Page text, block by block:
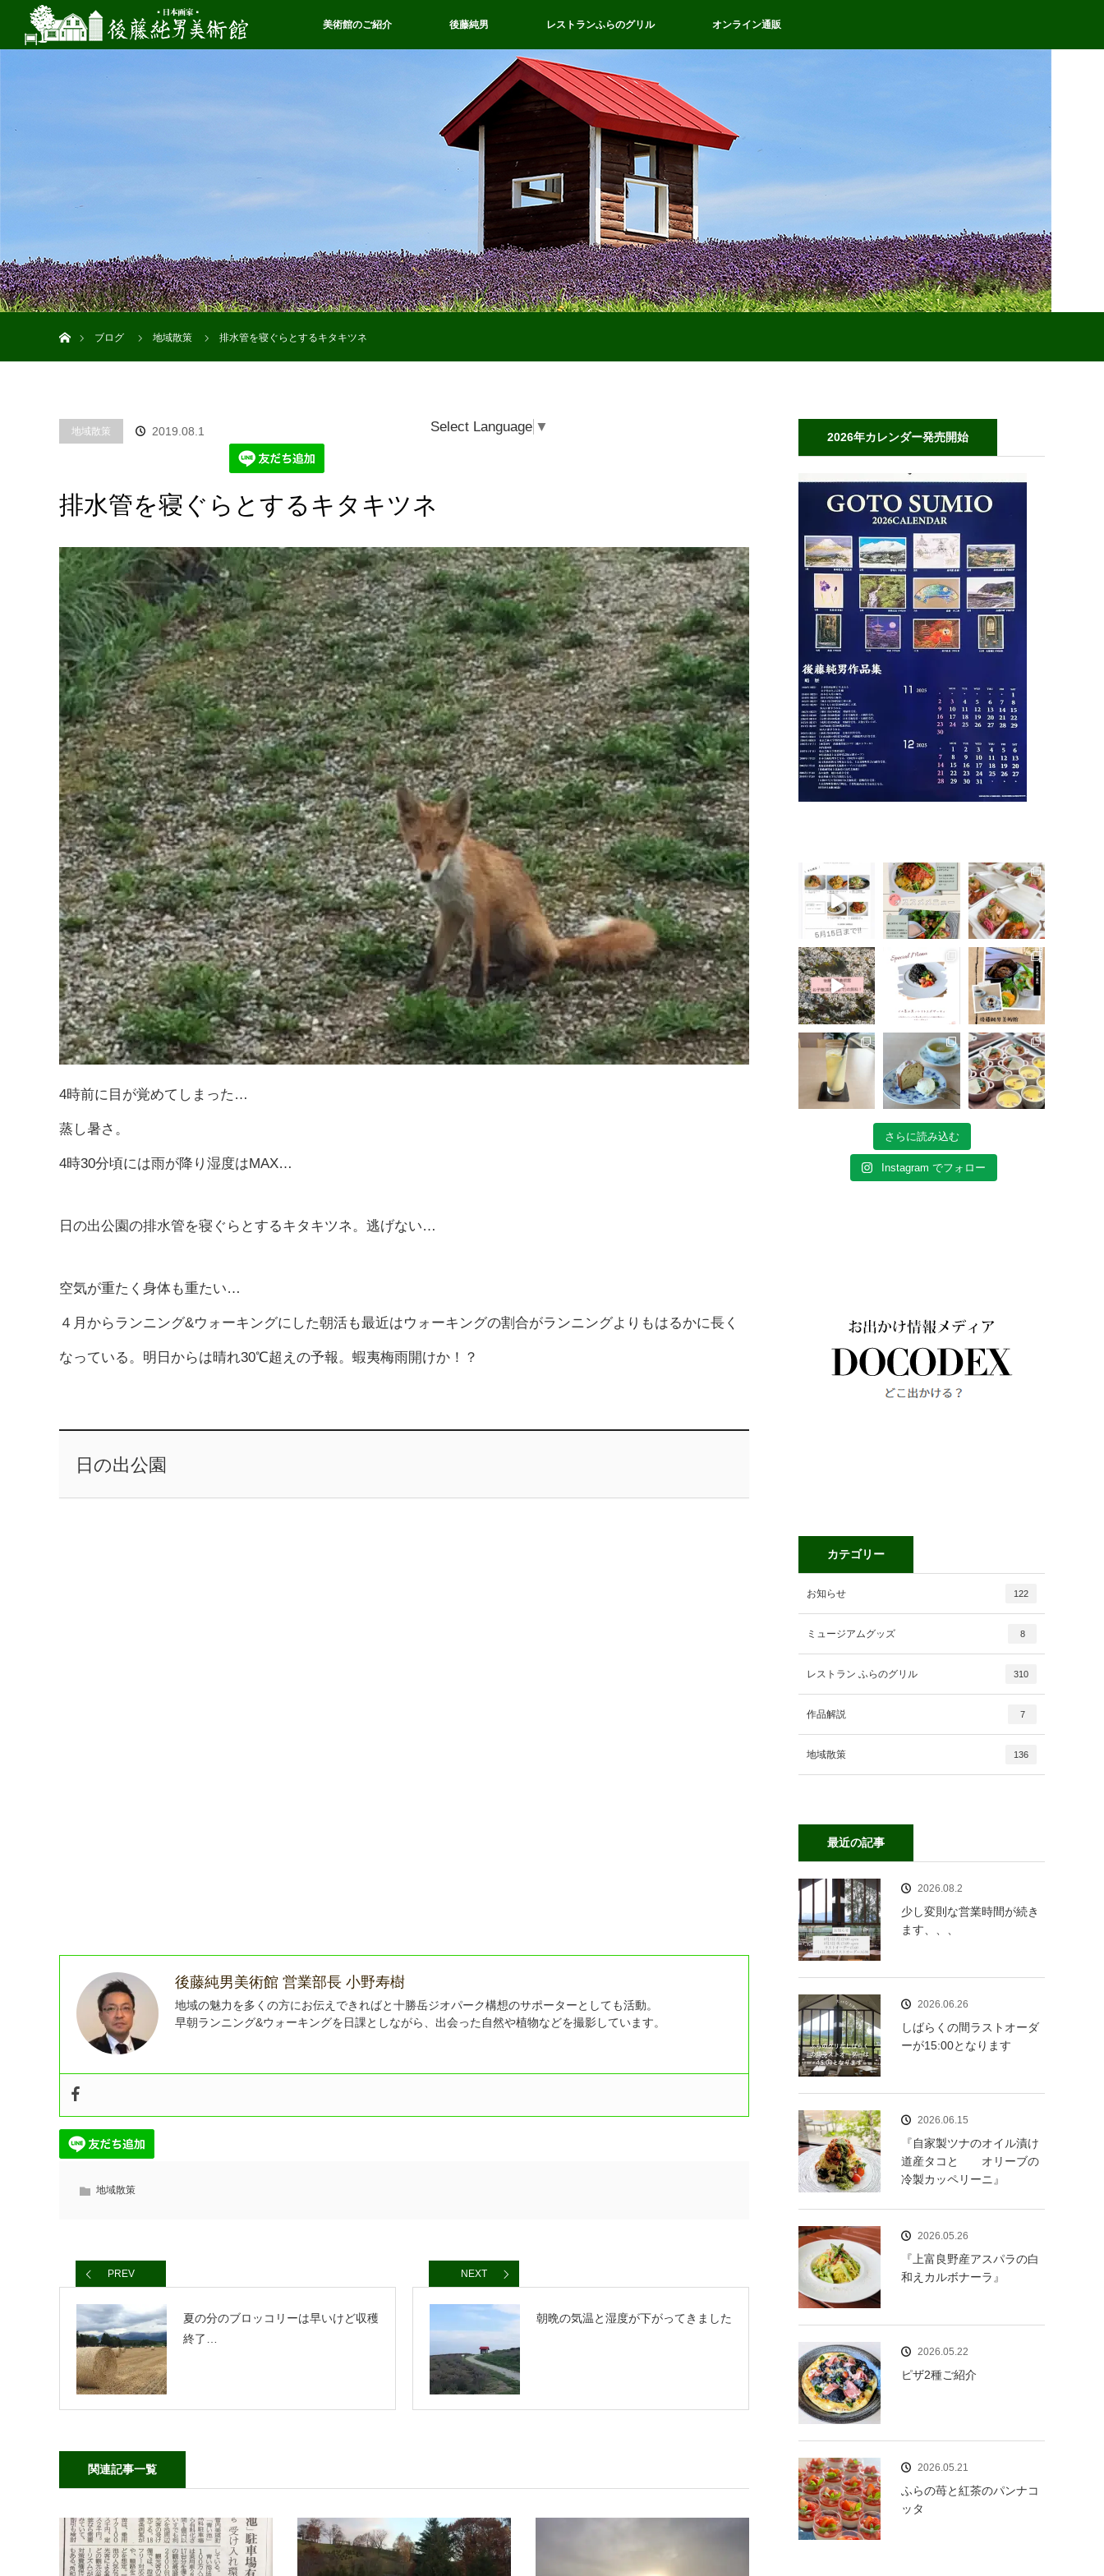
美術館のご紹介 後藤純男 レストランふらのグリル オンライン通販
ブログ
地域散策 排水管を寝ぐらとするキタキツネ
地域散策 2019.08.1 Select Language ▼
排水管を寝ぐらとするキタキツネ
4時前に目が覚めてしまった…
蒸し暑さ。
4時30分頃には雨が降り湿度はMAX…
日の出公園の排水管を寝ぐらとするキタキツネ。逃げない…
空気が重たく身体も重たい…
４月からランニング&ウォーキングにした朝活も最近はウォーキングの割合がランニングよりもはるかに長く
なっている。明日からは晴れ30℃超えの予報。蝦夷梅雨開けか！？
日の出公園
後藤純男美術館 営業部長 小野寿樹
地域の魅力を多くの方にお伝えできればと十勝岳ジオパーク構想のサポーターとしても活動。
早朝ランニング&ウォーキングを日課としながら、出会った自然や植物などを撮影しています。
地域散策
PREV
夏の分のブロッコリーは早いけど収穫
終了…
NEXT
朝晩の気温と湿度が下がってきました
関連記事一覧
2026年カレンダー発売開始
さらに読み込む
Instagram でフォロー
カテゴリー
お知らせ 122
ミュージアムグッズ 8
レストラン ふらのグリル 310
作品解説 7
地域散策 136
最近の記事
2026.08.2
少し変則な営業時間が続き
ます、、、
2026.06.26
しばらくの間ラストオーダ
ーが15:00となります
2026.06.15
『自家製ツナのオイル漬け
道産タコと オリーブの
冷製カッペリーニ』
2026.05.26
『上富良野産アスパラの白
和えカルボナーラ』
2026.05.22
ピザ2種ご紹介
2026.05.21
ふらの苺と紅茶のパンナコ
ッタ